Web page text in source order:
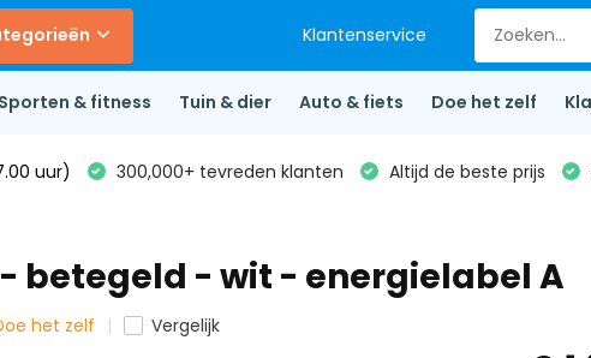
Klantenservice
Sporten & fitness Tuin & dier Auto & fiets Doe het zelf
uur) 300,000+ tevreden klanten Altijd de beste prijs
betegeld - wit - energielabel A
het zelf Vergelijk